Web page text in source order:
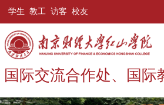
学生 教工 访客 校友
国际交流合作处、国际